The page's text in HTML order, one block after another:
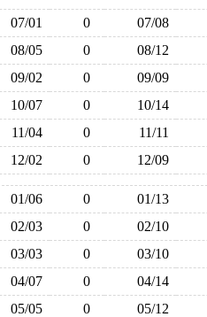
07/01 0
07/08
08/05 0
08/12
09/02 0
09/09
10/07 0
10/14
11/04 0
11/11
12/02 0 12/09
01/06 0
01/13
02/03 0
02/10
03/03 0
03/10
04/07 0
04/14
05/05 0
05/12